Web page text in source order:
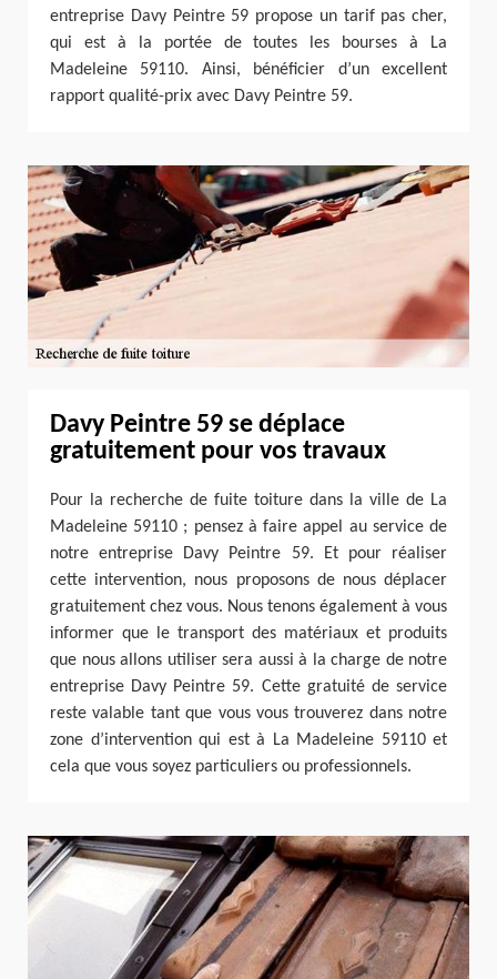
entreprise Davy Peintre 59 propose un tarif pas cher,
qui est à la portée de toutes les bourses à La
Madeleine 59110. Ainsi, bénéficier d’un excellent
rapport qualité-prix avec Davy Peintre 59.
Davy Peintre 59 se déplace
gratuitement pour vos travaux
Pour la recherche de fuite toiture dans la ville de La
Madeleine 59110 ; pensez à faire appel au service de
notre entreprise Davy Peintre 59. Et pour réaliser
cette intervention, nous proposons de nous déplacer
gratuitement chez vous. Nous tenons également à vous
informer que le transport des matériaux et produits
que nous allons utiliser sera aussi à la charge de notre
entreprise Davy Peintre 59. Cette gratuité de service
reste valable tant que vous vous trouverez dans notre
zone d’intervention qui est à La Madeleine 59110 et
cela que vous soyez particuliers ou professionnels.